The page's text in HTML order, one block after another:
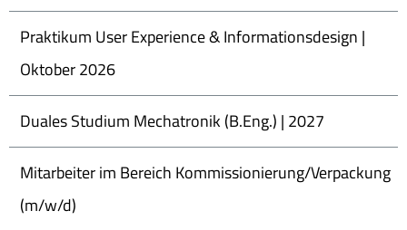
Praktikum User Experience & Informationsdesign |
Oktober 2026
Duales Studium Mechatronik (B.Eng.) | 2027
Mitarbeiter im Bereich Kommissionierung/Verpackung
(m/w/d)